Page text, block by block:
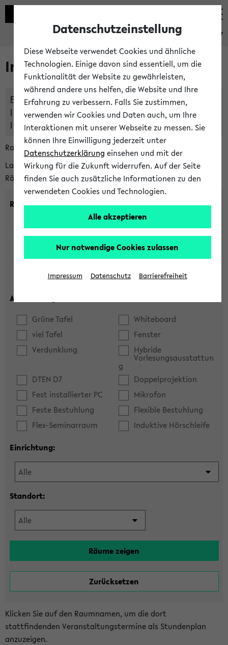
eKVV
Im eKVV verwaltete Räume
Freie Räume und Veranstaltungsüberschneidungen
Raumüberschneidungen
Hinweise der zentralen Raumvergabe
Raumanfragen:
raumvergabe@uni-bielefeld.de
Lassen Sie sich alle Räume anzeigen oder suchen Sie nach
Räumen mit bestimmten Eigenschaften:
Raumkriterien:
max. Plätze:
Ausstattung:
Grüne Tafel
Whiteboard
viel Tafel
Fenster
Verdunklung
Hybride
Vorlesungsausstattun
g
DTEN D7
Doppelprojektion
Fest installierter PC
Mikrofon
Feste Bestuhlung
Flexible Bestuhlung
Flex-Seminarraum
Induktive Hörschleife
Einrichtung:
Standort:
Klicken Sie auf den Raumnamen, um die dort
stattfindenden Veranstaltungstermine als Stundenplan
anzuzeigen.
Datenschutzeinstellung
Diese Webseite verwendet Cookies und ähnliche
Technologien. Einige davon sind essentiell, um die
Funktionalität der Website zu gewährleisten,
während andere uns helfen, die Website und Ihre
Erfahrung zu verbessern. Falls Sie zustimmen,
verwenden wir Cookies und Daten auch, um Ihre
Interaktionen mit unserer Webseite zu messen. Sie
können Ihre Einwilligung jederzeit unter
Datenschutzerklärung einsehen und mit der
Wirkung für die Zukunft widerrufen. Auf der Seite
finden Sie auch zusätzliche Informationen zu den
verwendeten Cookies und Technologien.
Alle akzeptieren
Nur notwendige Cookies zulassen
Impressum Datenschutz Barrierefreiheit